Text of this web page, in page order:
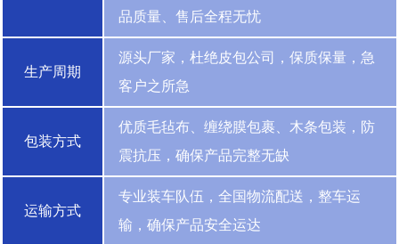
品质量、售后全程无忧
生产周期
源头厂家，杜绝皮包公司，保质保量，急
客户之所急
包装方式
优质毛毡布、缠绕膜包裹、木条包装，防
震抗压，确保产品完整无缺
运输方式
专业装车队伍，全国物流配送，整车运
输，确保产品安全运达